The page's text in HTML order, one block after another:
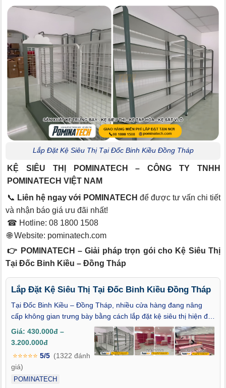
Lắp Đặt Kệ Siêu Thị Tại Đốc Binh Kiều Đồng Tháp
KỆ SIÊU THỊ POMINATECH – CÔNG TY TNHH
POMINATECH VIỆT NAM
📞 Liên hệ ngay với POMINATECH để được tư vấn chi tiết
và nhận báo giá ưu đãi nhất!
☎ Hotline: 08 1800 1508
🌐 Website: pominatech.com
👉 POMINATECH – Giải pháp trọn gói cho Kệ Siêu Thị
Tại Đốc Binh Kiều – Đồng Tháp
Lắp Đặt Kệ Siêu Thị Tại Đốc Binh Kiều Đồng Tháp
Tại Đốc Binh Kiều – Đồng Tháp, nhiều cửa hàng đang nâng
cấp không gian trưng bày bằng cách lắp đặt kệ siêu thị hiện đại
– giải pháp vừa thẩm mỹ, vừa thực tế. Kệ thiết kế chắc chắn,
tháo lắp linh hoạt, tối ưu diện tích và giúp hàng hóa nổi bật, dễ
tiếp cận hơn với khách hàng. Dù là cửa hàng nhỏ hay siêu thị
mini, đều có mẫu kệ phù hợp với mặt bằng thực tế. Chúng tôi
cung cấp dịch vụ trọn gói: khảo sát tận nơi – tư vấn bố trí – lắp
đặt nhanh – bảo hành đầy đủ. Đầu tư đúng – tăng hiệu quả
Giá: 430.000đ –
3.200.000đ
⭐⭐⭐⭐⭐ 5/5 (1322 đánh
giá)
POMINATECH